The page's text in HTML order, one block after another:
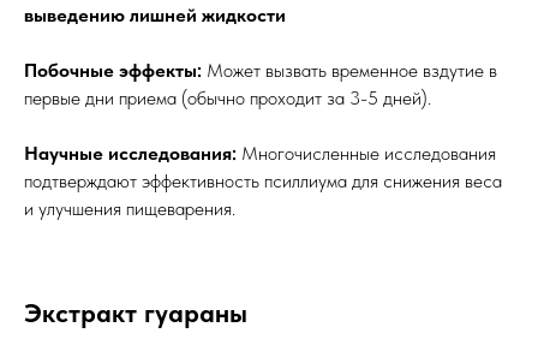
выведению лишней жидкости
Побочные эффекты: Может вызвать временное вздутие в
первые дни приема (обычно проходит за 3-5 дней).
Научные исследования: Многочисленные исследования
подтверждают эффективность псиллиума для снижения веса
и улучшения пищеварения.
Экстракт гуараны